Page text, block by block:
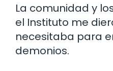
La comunidad y
el Instituto me
necesitaba para
demonios.